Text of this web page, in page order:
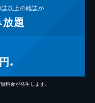
誌以上の雑誌が
題
円 ※
料金が発生します。